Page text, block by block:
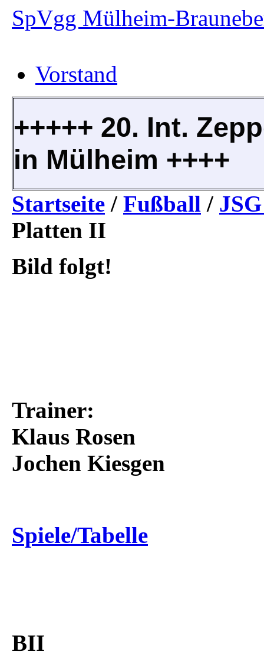
SpVgg Mülheim-
Vorstand
+++++ 20. Int.
in Mülheim ++++
Startseite / Fußball /
Platten II
Bild folgt!
Trainer:
Klaus Rosen
Jochen Kiesgen
Spiele/Tabelle
BII